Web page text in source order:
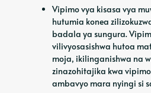
Vipimo vya kisasa vya
hutumia konea
badala ya sungura.
vilivyosasishwa hutoa
moja, ikilinganishwa na
zinazohitajika kwa
ambavyo mara nyingi si